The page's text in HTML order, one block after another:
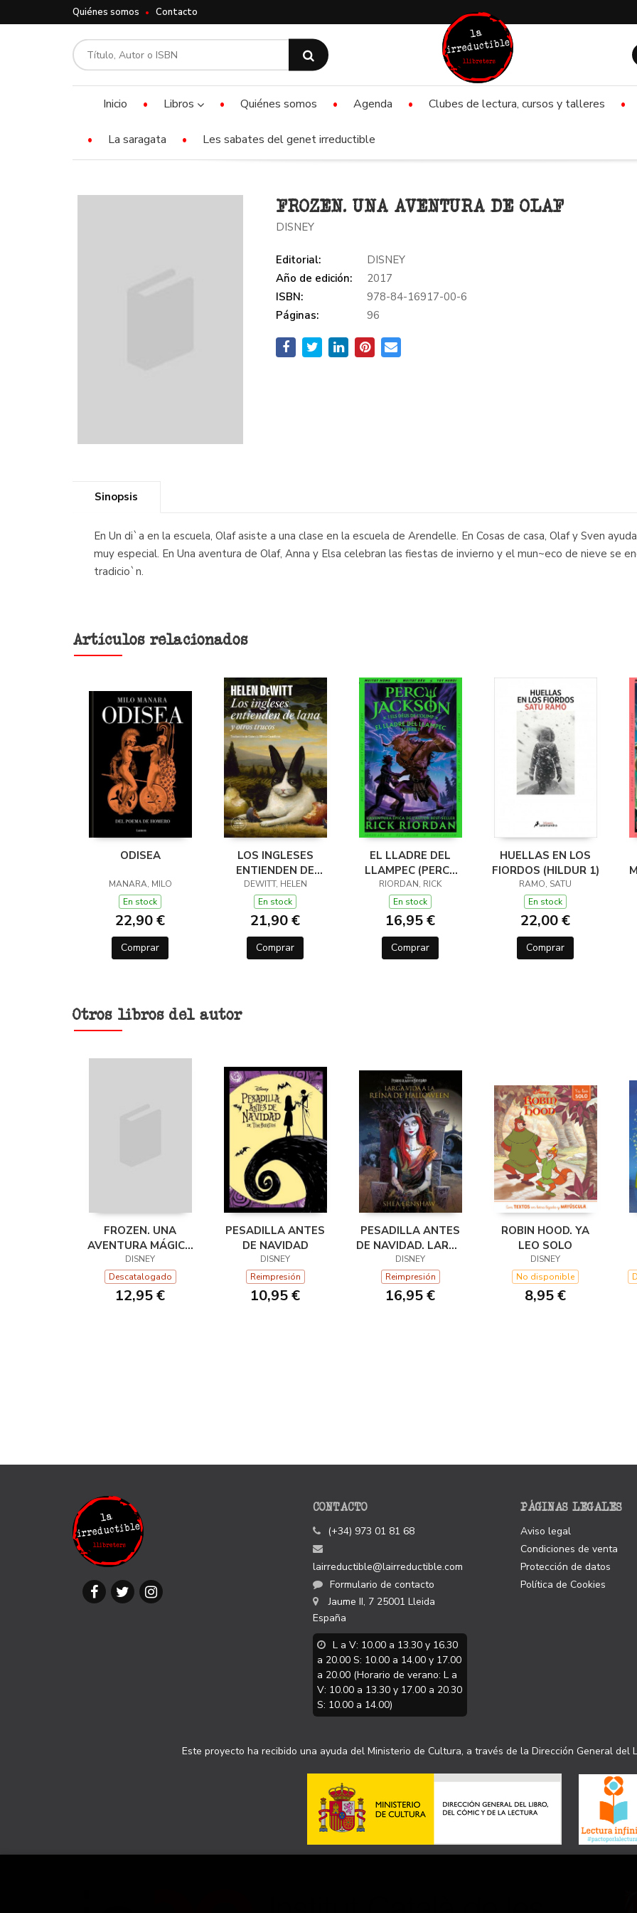
Quiénes somos Contacto
Inicio Libros Quiénes somos Agenda Clubes de lectura, cursos y talleres
La saragata Les sabates del genet irreductible
FROZEN. UNA AVENTURA DE OLAF
DISNEY
Editorial:
DISNEY
Año de edición:
2017
ISBN:
978-84-16917-00-6
Páginas:
96
Sinopsis
En Un di`a en la escuela, Olaf asiste a una clase en la escuela de Arendelle. En Cosas de casa, Olaf y Sven
muy especial. En Una aventura de Olaf, Anna y Elsa celebran las fiestas de invierno y el mun~eco de nieve se
tradicio`n.
Artículos relacionados
ODISEA
MANARA, MILO
En stock
22,90 €
Comprar
LOS INGLESES
ENTIENDEN DE
LANA (Y OTROS
TRUCOS)
DEWITT, HELEN
En stock
21,90 €
Comprar
EL LLADRE DEL
LLAMPEC (PERCY
JACKSON I ELS
DÉUS DE L'OLIMP 1)
RIORDAN, RICK
En stock
16,95 €
Comprar
HUELLAS EN LOS
FIORDOS (HILDUR 1)
RAMO, SATU
En stock
22,00 €
Comprar
Otros libros del autor
FROZEN. UNA
AVENTURA MÁGICA
CON REALIDAD
AUMENTADA
DISNEY
Descatalogado
12,95 €
PESADILLA ANTES
DE NAVIDAD
DISNEY
Reimpresión
10,95 €
PESADILLA ANTES
DE NAVIDAD. LARGA
VIDA A LA REINA DE
HALLOWEEN
DISNEY
Reimpresión
16,95 €
ROBIN HOOD. YA
LEO SOLO
DISNEY
No disponible
8,95 €
CONTACTO
(+34) 973 01 81 68
lairreductible@lairreductible.com
Formulario de contacto
Jaume II, 7 25001 Lleida
España
L a V: 10.00 a 13.30 y 16.30
a 20.00 S: 10.00 a 14.00 y 17.00
a 20.00 (Horario de verano: L a
V: 10.00 a 13.30 y 17.00 a 20.30
S: 10.00 a 14.00)
PÁGINAS LEGALES
Aviso legal
Condiciones de venta
Protección de datos
Política de Cookies
Este proyecto ha recibido una ayuda del Ministerio de Cultura, a través de la Dirección General del